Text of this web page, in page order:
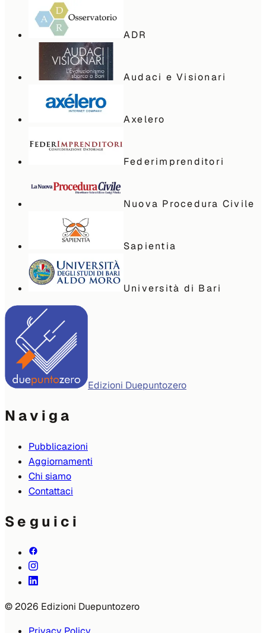
ADR
Audaci e Visionari
Axelero
Federimprenditori
Nuova Procedura Civile
Sapientia
Università di Bari
Edizioni Duepuntozero
Naviga
Pubblicazioni
Aggiornamenti
Chi siamo
Contattaci
Seguici
© 2026 Edizioni Duepuntozero